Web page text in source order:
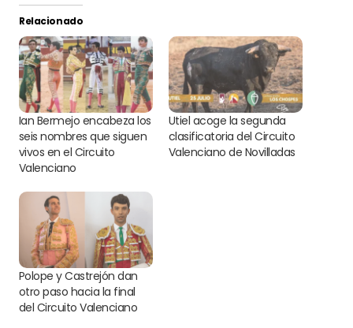
Relacionado
Ian Bermejo encabeza los
seis nombres que siguen
vivos en el Circuito
Valenciano
Utiel acoge la segunda
clasificatoria del Circuito
Valenciano de Novilladas
Polope y Castrejón dan
otro paso hacia la final
del Circuito Valenciano